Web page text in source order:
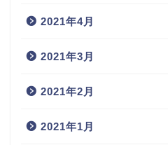
2021年4月
2021年3月
2021年2月
2021年1月